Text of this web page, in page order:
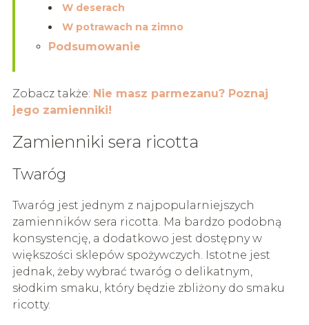
W deserach
W potrawach na zimno
Podsumowanie
Zobacz także: Nie masz parmezanu? Poznaj
jego zamienniki!
Zamienniki sera ricotta
Twaróg
Twaróg jest jednym z najpopularniejszych
zamienników sera ricotta. Ma bardzo podobną
konsystencję, a dodatkowo jest dostępny w
większości sklepów spożywczych. Istotne jest
jednak, żeby wybrać twaróg o delikatnym,
słodkim smaku, który będzie zbliżony do smaku
ricotty.